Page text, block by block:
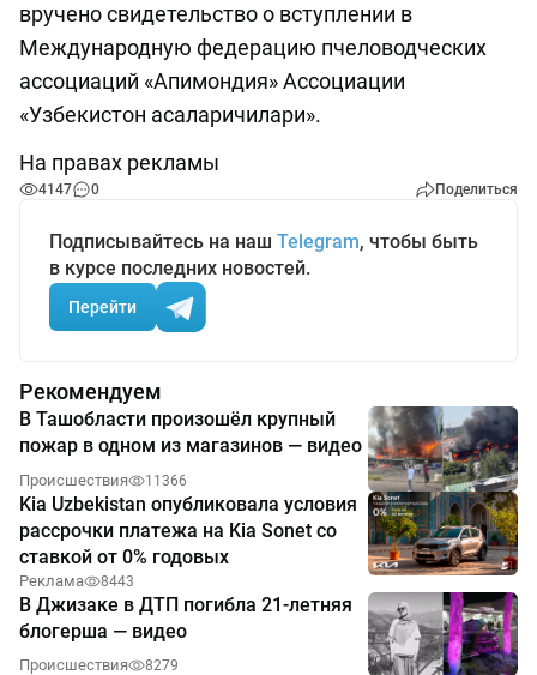
вручено свидетельство о вступлении в
Международную федерацию пчеловодческих
ассоциаций «Апимондия» Ассоциации
«Узбекистон асаларичилари».
На правах рекламы
4147 0 Поделиться
Подписывайтесь на наш Telegram, чтобы быть
в курсе последних новостей.
Перейти
Рекомендуем
В Ташобласти произошёл крупный
пожар в одном из магазинов — видео
Происшествия 11366
Kia Uzbekistan опубликовала условия
рассрочки платежа на Kia Sonet со
ставкой от 0% годовых
Реклама 8443
В Джизаке в ДТП погибла 21-летняя
блогерша — видео
Происшествия 8279